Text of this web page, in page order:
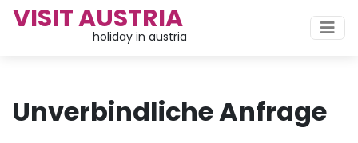
VISIT AUSTRIA
holiday in austria
Unverbindliche Anfrage